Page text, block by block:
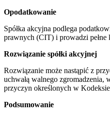
Opodatkowanie
Spółka akcyjna podlega
prawnych (CIT) i prowadzi pełne
Rozwiązanie spółki akcyjnej
Rozwiązanie może nastąpić z
uchwałą walnego zgromadzenia,
przyczyn określonych w
Podsumowanie